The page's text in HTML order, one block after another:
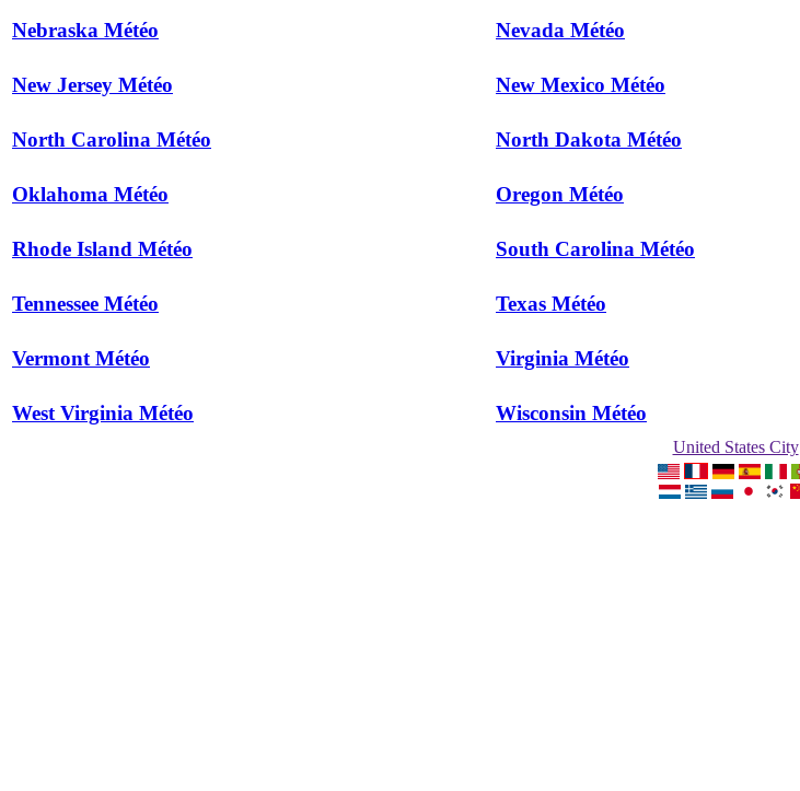
Nebraska Météo Nevada Météo
New Jersey Météo New Mexico Météo
North Carolina Météo North Dakota Météo
Oklahoma Météo Oregon Météo
Rhode Island Météo South Carolina Météo
Tennessee Météo Texas Météo
Vermont Météo Virginia Météo
West Virginia Météo Wisconsin Météo
United States City